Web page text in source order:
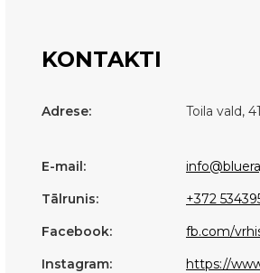
KONTAKTI
Adrese: Toila vald,
E-mail:
Tālrunis:
+372
Facebook:
fb.com/
Instagram:
https://